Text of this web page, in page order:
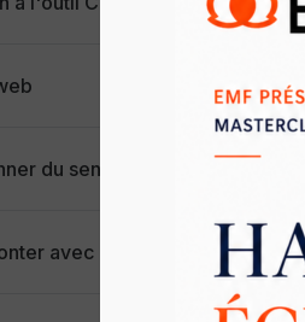
du sens à vos datas
avec un smartphone